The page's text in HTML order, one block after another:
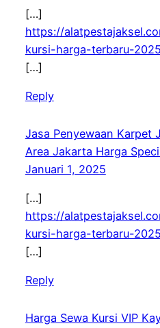
[…]
https://
kursi-harga-terbaru-
[…]
Reply
Jasa Penyewaan Karpet
Area Jakarta Harga
Januari 1, 2025
[…]
https://
kursi-harga-terbaru-
[…]
Reply
Harga Sewa Kursi VIP